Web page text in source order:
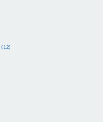
(12)